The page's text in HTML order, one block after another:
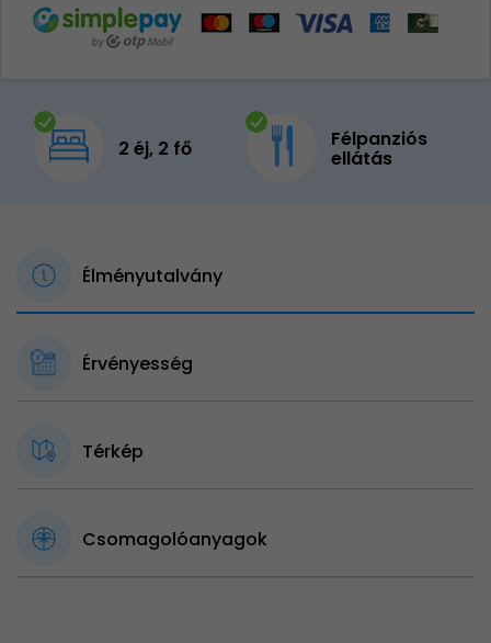
2 éj, 2 fő Félpanziós
ellátás
Élményutalvány
Érvényesség
Térkép
Csomagolóanyagok